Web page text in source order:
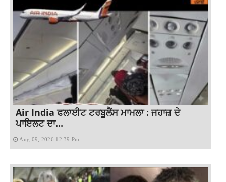
Air India ਫਲਾਈਟ ਟਰਬੂਲੈਂਸ ਮਾਮਲਾ : ਜਹਾਜ਼ ਦੇ
ਪਾਇਲਟ ਦਾ...
Aug 09, 2026 12:39 Pm